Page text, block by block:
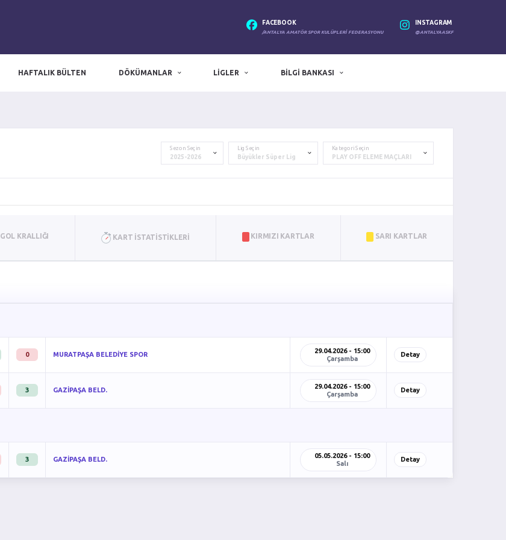
FACEBOOK
/ANTALYA AMATÖR SPOR KULÜPLERI FEDERASYONU
INSTAGRAM
@ANTALYAASKF
HAFTALIK BÜLTEN DÖKÜMANLAR LIGLER BILGI BANKASI
Sezon Seçin Lig Seçin Kategori Seçin
GOL KRALLIĞI KART İSTATISTIKLERI KIRMIZI KARTLAR SARI KARTLAR
0 MURATPAŞA BELEDİYE SPOR
29.04.2026 - 15:00
Çarşamba
Detay
3 GAZİPAŞA BELD.
29.04.2026 - 15:00
Çarşamba
Detay
3 GAZİPAŞA BELD.
05.05.2026 - 15:00
Salı
Detay